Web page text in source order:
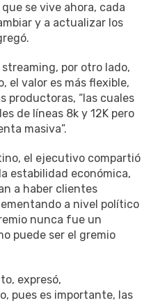
se vive ahora, cada
y a actualizar los
por otro lado,
el valor es más flexible,
productoras, “las cuales
de líneas 8k y 12K pero
masiva”.
el ejecutivo compartió
estabilidad económica,
a haber clientes
a nivel político
nunca fue un
puede ser el gremio
expresó,
pues es importante, las